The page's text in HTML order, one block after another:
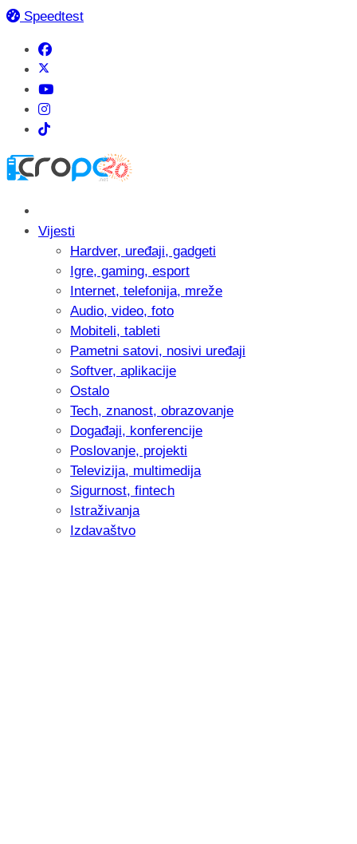
Speedtest
Vijesti
Hardver, uređaji, gadgeti
Igre, gaming, esport
Internet, telefonija, mreže
Audio, video, foto
Mobiteli, tableti
Pametni satovi, nosivi uređaji
Softver, aplikacije
Ostalo
Tech, znanost, obrazovanje
Događaji, konferencije
Poslovanje, projekti
Televizija, multimedija
Sigurnost, fintech
Istraživanja
Izdavaštvo